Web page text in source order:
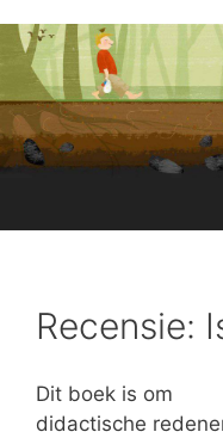
naar
inhoud
Recensie:
Dit boek is om
didactische